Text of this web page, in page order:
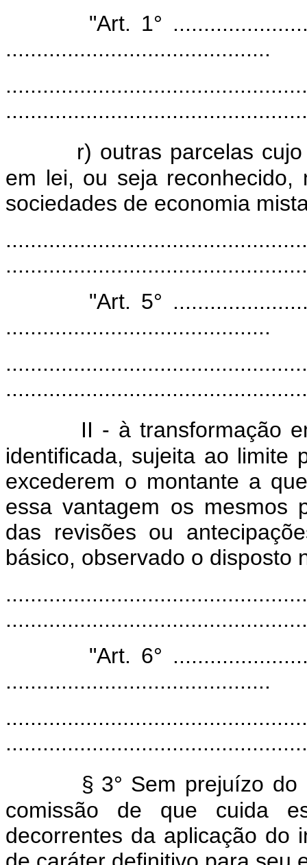
"Art. 1°
...........................................
r) outras parcelas
em lei, ou seja reconhecido,
sociedades de economia
"Art. 5°
...........................................
II - à transformação
identificada, sujeita ao limite
excederem o montante a
essa vantagem os mesmos
das revisões ou
básico, observado o disposto
"Art. 6°
...........................................
§ 3° Sem prejuízo
comissão de que cuida
decorrentes da aplicação do